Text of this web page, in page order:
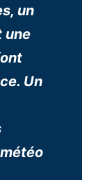
un
une
Un